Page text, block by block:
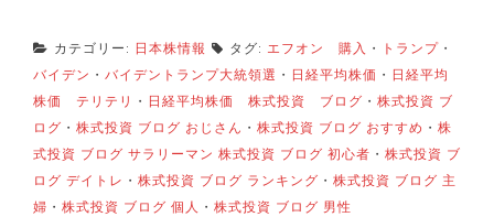
カテゴリー: 日本株情報 タグ: エフオン 購入 ・ トランプ ・
バイデン ・ バイデントランプ大統領選 ・ 日経平均株価 ・ 日経平均
株価 テリテリ ・ 日経平均株価 株式投資 ブログ ・ 株式投資 ブ
ログ ・ 株式投資 ブログ おじさん ・ 株式投資 ブログ おすすめ ・ 株
式投資 ブログ サラリーマン 株式投資 ブログ 初心者 ・ 株式投資 ブ
ログ デイトレ ・ 株式投資 ブログ ランキング ・ 株式投資 ブログ 主
婦 ・ 株式投資 ブログ 個人 ・ 株式投資 ブログ 男性